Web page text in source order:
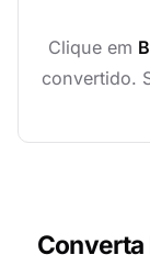
Clique em
convertido.
Converta